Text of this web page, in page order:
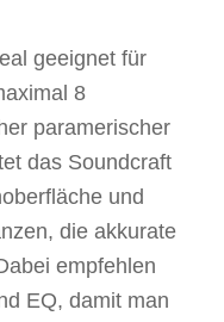
geeignet für
8
paramerischer
das Soundcraft
und
die akkurate
empfehlen
EQ, damit man